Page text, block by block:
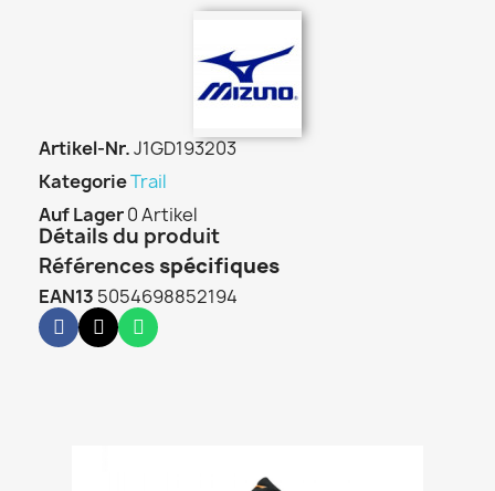
Artikel-Nr.J1GD193203
KategorieTrail
Auf Lager0 Artikel
Détails du produit
Références spécifiques
EAN13 5054698852194